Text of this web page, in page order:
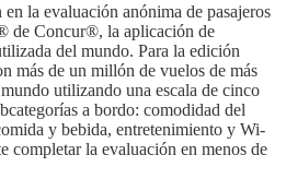
la evaluación anónima de pasajeros
de Concur®, la aplicación de
del mundo. Para la edición
más de un millón de vuelos de más
utilizando una escala de cinco
a bordo: comodidad del
y bebida, entretenimiento y Wi-
completar la evaluación en menos de